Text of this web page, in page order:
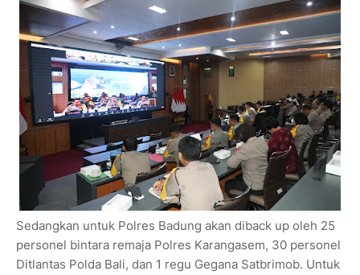
Sedangkan untuk Polres Badung akan diback up oleh 25
personel bintara remaja Polres Karangasem, 30 personel
Ditlantas Polda Bali, dan 1 regu Gegana Satbrimob. Untuk